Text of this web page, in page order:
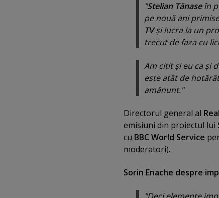
"Stelian Tănaseîn
pe nouă ani
TVşi lucra la un
trecut de faza cu
Am citit şi eu ca şi
este atât de
amănunt."
Directorul general al
emisiuni din proiectul lui
cu BBC World Service
moderatori).
Sorin Enache despre